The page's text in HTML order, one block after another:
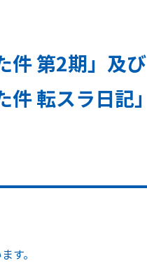
件 第2期」及び
転スラ日記」
す。